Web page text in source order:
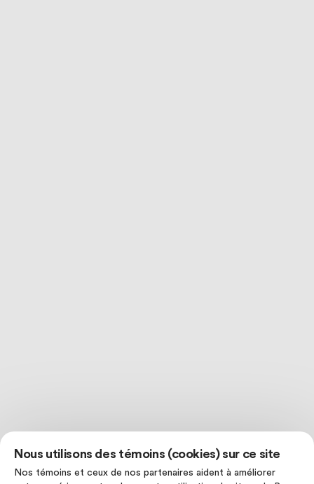
Nous utilisons des témoins (cookies) sur ce site
Nos témoins et ceux de nos partenaires aident à améliorer